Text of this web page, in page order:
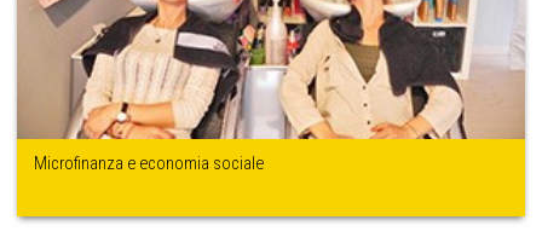
Microfinanza e economia sociale